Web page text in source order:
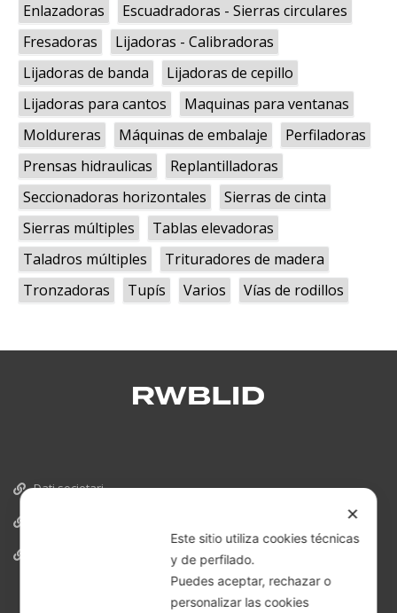
Enlazadoras
Escuadradoras - Sierras circulares
Fresadoras
Lijadoras - Calibradoras
Lijadoras de banda
Lijadoras de cepillo
Lijadoras para cantos
Maquinas para ventanas
Moldureras
Máquinas de embalaje
Perfiladoras
Prensas hidraulicas
Replantilladoras
Seccionadoras horizontales
Sierras de cinta
Sierras múltiples
Tablas elevadoras
Taladros múltiples
Trituradores de madera
Tronzadoras
Tupís Varios Vías de rodillos
Dati societari
✕
Este sitio utiliza cookies técnicas
y de perfilado.
Puedes aceptar, rechazar o
personalizar las cookies